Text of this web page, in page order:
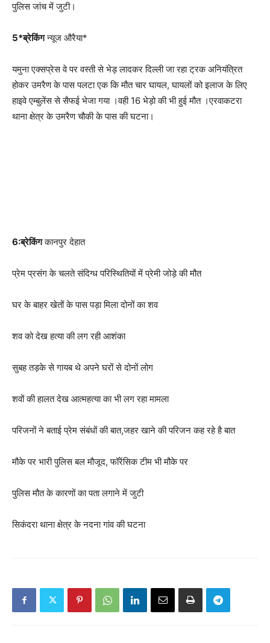
पुलिस जांच में जुटी।
5*ब्रेकिंगन्यूज औरैया*
यमुना एक्सप्रेस वे पर वस्ती से भेड़ लादकर दिल्ली जा रहा ट्रक अनियंत्रित
होकर उमरैण के पास पलटा एक कि मौत चार घायल, घायलों को इलाज के लिए
हाइवे एम्बुलेंस से सैफई भेजा गया ।वही 16 भेड़ो की भी हुई मौत ।एरवाकटरा
थाना क्षेत्र के उमरैण चौकी के पास की घटना।
6:ब्रेकिंगकानपुर देहात
प्रेम प्रसंग के चलते संदिग्ध परिस्थितियों में प्रेमी जोड़े की मौत
घर के बाहर खेतों के पास पड़ा मिला दोनों का शव
शव को देख हत्या की लग रही आशंका
सुबह तड़के से गायब थे अपने घरों से दोनों लोग
शवों की हालत देख आत्महत्या का भी लग रहा मामला
परिजनों ने बताई प्रेम संबंधों की बात,जहर खाने की परिजन कह रहे है बात
मौके पर भारी पुलिस बल मौजूद, फॉरेंसिक टीम भी मौके पर
पुलिस मौत के कारणों का पता लगाने में जुटी
सिकंदरा थाना क्षेत्र के नदना गांव की घटना